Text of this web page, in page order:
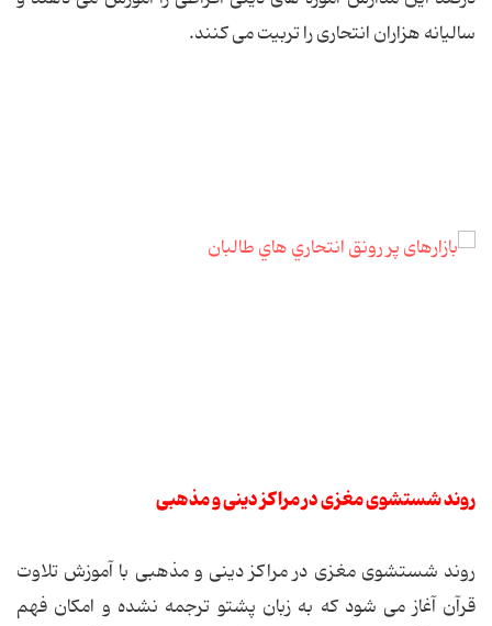
سالیانه هزاران انتحاری را تربیت می کنند.
روند شستشوی مغزی در مراکز دینی و مذهبی
روند شستشوی مغزی در مراکز دینی و مذهبی با آموزش تلاوت
قرآن آغاز می شود که به زبان پشتو ترجمه نشده و امکان فهم